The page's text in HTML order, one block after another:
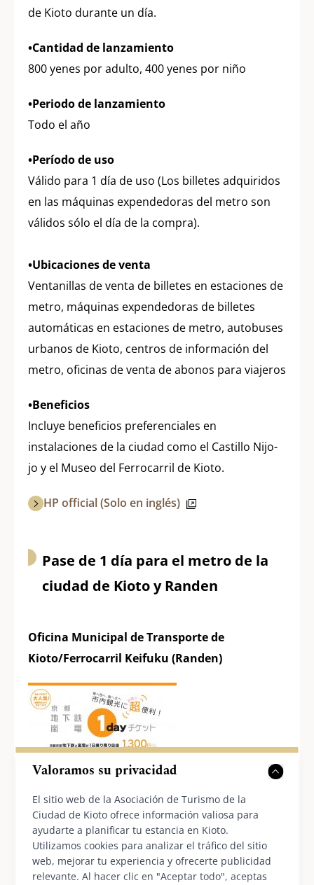
Valoramos su privacidad
El sitio web de la Asociación de Turismo de la
Ciudad de Kioto ofrece información valiosa para
ayudarte a planificar tu estancia en Kioto.
Utilizamos cookies para analizar el tráfico del sitio
web, mejorar tu experiencia y ofrecerte publicidad
relevante. Al hacer clic en "Aceptar todo", aceptas
de Kioto durante un día.
•Cantidad de lanzamiento
800 yenes por adulto, 400 yenes por niño
•Periodo de lanzamiento
Todo el año
•Período de uso
Válido para 1 día de uso (Los billetes adquiridos
en las máquinas expendedoras del metro son
válidos sólo el día de la compra).
•Ubicaciones de venta
Ventanillas de venta de billetes en estaciones de
metro, máquinas expendedoras de billetes
automáticas en estaciones de metro, autobuses
urbanos de Kioto, centros de información del
metro, oficinas de venta de abonos para viajeros
•Beneficios
Incluye beneficios preferenciales en
instalaciones de la ciudad como el Castillo Nijo-
jo y el Museo del Ferrocarril de Kioto.
HP official (Solo en inglés)
Pase de 1 día para el metro de la
ciudad de Kioto y Randen
Oficina Municipal de Transporte de
Kioto/Ferrocarril Keifuku (Randen)